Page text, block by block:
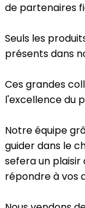
de partenaires
Seuls les
présents dans
Ces grandes
l'excellence du
Notre équipe
guider dans le
sefera un plaisir
répondre à vos